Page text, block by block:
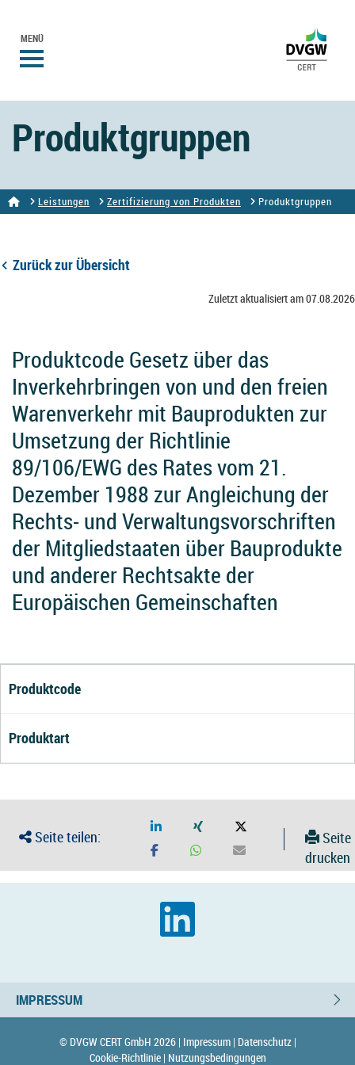
MENÜ
Produktgruppen
Leistungen Zertifizierung von Produkten Produktgruppen
Zurück zur Übersicht
Zuletzt aktualisiert am 07.08.2026
Produktcode Gesetz über das
Inverkehrbringen von und den freien
Warenverkehr mit Bauprodukten zur
Umsetzung der Richtlinie
89/106/EWG des Rates vom 21.
Dezember 1988 zur Angleichung der
Rechts- und Verwaltungsvorschriften
der Mitgliedstaaten über Bauprodukte
und anderer Rechtsakte der
Europäischen Gemeinschaften
Produktcode
Produktart
Seite teilen:
Seite
drucken
IMPRESSUM
© DVGW CERT GmbH 2026 | Impressum | Datenschutz |
Cookie-Richtlinie | Nutzungsbedingungen